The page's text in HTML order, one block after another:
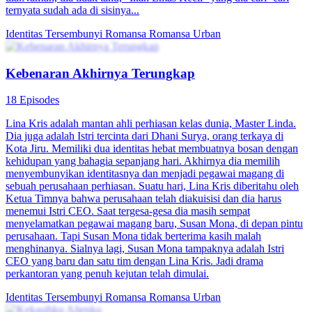
ternyata sudah ada di sisinya...
Identitas Tersembunyi Romansa Romansa Urban
Kebenaran Akhirnya Terungkap
18 Episodes
Lina Kris adalah mantan ahli perhiasan kelas dunia, Master Linda.
Dia juga adalah Istri tercinta dari Dhani Surya, orang terkaya di
Kota Jiru. Memiliki dua identitas hebat membuatnya bosan dengan
kehidupan yang bahagia sepanjang hari. Akhirnya dia memilih
menyembunyikan identitasnya dan menjadi pegawai magang di
sebuah perusahaan perhiasan. Suatu hari, Lina Kris diberitahu oleh
Ketua Timnya bahwa perusahaan telah diakuisisi dan dia harus
menemui Istri CEO. Saat tergesa-gesa dia masih sempat
menyelamatkan pegawai magang baru, Susan Mona, di depan pintu
perusahaan. Tapi Susan Mona tidak berterima kasih malah
menghinanya. Sialnya lagi, Susan Mona tampaknya adalah Istri
CEO yang baru dan satu tim dengan Lina Kris. Jadi drama
perkantoran yang penuh kejutan telah dimulai.
Identitas Tersembunyi Romansa Romansa Urban